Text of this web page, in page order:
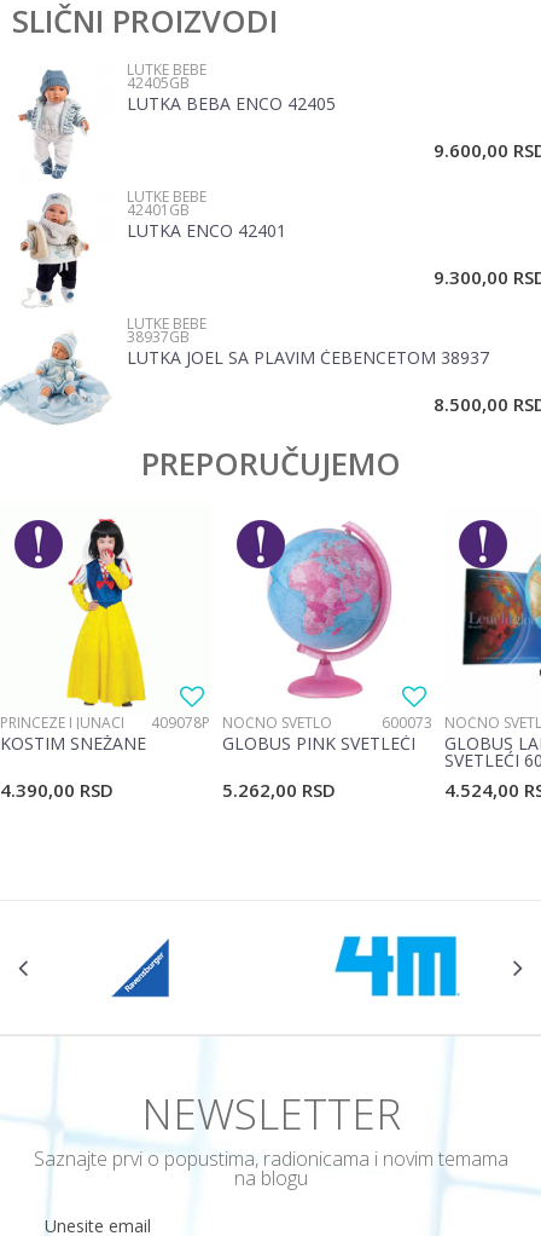
Brend
Materijal
Ime/Nadimak
Email
Poruka
SLIČNI PROIZVODI
LUTKE BEBE
42405GB
LUTKA BEBA ENCO 42405
9.600,00
LUTKE BEBE
42401GB
LUTKA ENCO 42401
9.300,00
LUTKE BEBE
38937GB
LUTKA JOEL SA PLAVIM ĆEBENCETOM 38937
8.500,00
PREPORUČUJEMO
PRINCEZE I JUNACI 409078P
KOSTIM SNEŽANE
4.390,00 RSD
NOĆNO SVETLO 600073
GLOBUS PINK SVETLEĆI
5.262,00 RSD
NOĆNO
GLOBUS
SVETLEĆI
4.524,00
NEWSLETTER
Saznajte prvi o popustima, radionicama i novim temama
na blogu